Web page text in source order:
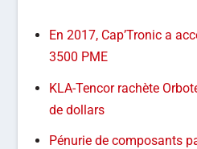
En 2017, Cap’Tronic a
3500 PME
KLA-Tencor rachète
de dollars
Pénurie de composants